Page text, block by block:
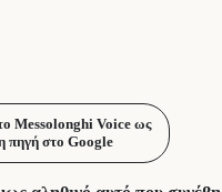
Messolonghi Voice ως
πηγή στο Google